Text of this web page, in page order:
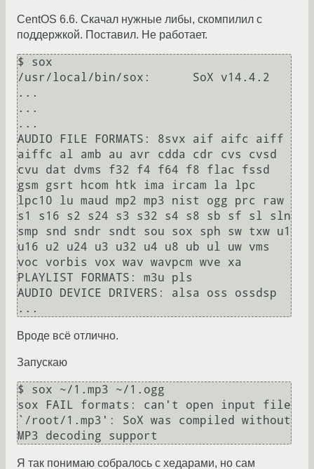
CentOS 6.6. Скачал нужные либы, скомпилил с
поддержкой. Поставил. Не работает.
$ sox
/usr/local/bin/sox:      SoX v14.4.2
...
...
...
AUDIO FILE FORMATS: 8svx aif aifc aiff
aiffc al amb au avr cdda cdr cvs cvsd
cvu dat dvms f32 f4 f64 f8 flac fssd
gsm gsrt hcom htk ima ircam la lpc
lpc10 lu maud mp2 mp3 nist ogg prc raw
s1 s16 s2 s24 s3 s32 s4 s8 sb sf sl sln
smp snd sndr sndt sou sox sph sw txw u1
u16 u2 u24 u3 u32 u4 u8 ub ul uw vms
voc vorbis vox wav wavpcm wve xa
PLAYLIST FORMATS: m3u pls
AUDIO DEVICE DRIVERS: alsa oss ossdsp
Вроде всё отлично.
Запускаю
$ sox ~/1.mp3 ~/1.ogg
sox FAIL formats: can't open input file
`/root/1.mp3': SoX was compiled without
Я так понимаю собралось с хедарами, но сам